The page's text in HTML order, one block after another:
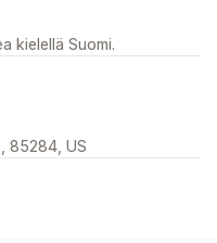
kielellä Suomi.
85284, US